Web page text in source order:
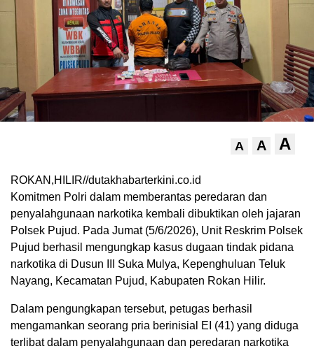
A A A
ROKAN,HILIR//dutakhabarterkini.co.id
Komitmen Polri dalam memberantas peredaran dan
penyalahgunaan narkotika kembali dibuktikan oleh jajaran
Polsek Pujud. Pada Jumat (5/6/2026), Unit Reskrim Polsek
Pujud berhasil mengungkap kasus dugaan tindak pidana
narkotika di Dusun III Suka Mulya, Kepenghuluan Teluk
Nayang, Kecamatan Pujud, Kabupaten Rokan Hilir.
Dalam pengungkapan tersebut, petugas berhasil
mengamankan seorang pria berinisial EI (41) yang diduga
terlibat dalam penyalahgunaan dan peredaran narkotika